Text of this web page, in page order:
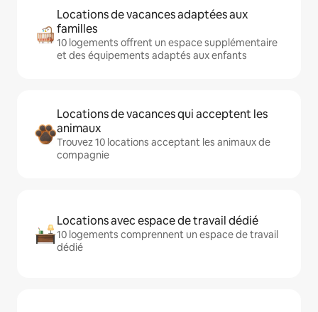
Locations de vacances adaptées aux
familles
10 logements offrent un espace supplémentaire
et des équipements adaptés aux enfants
Locations de vacances qui acceptent les
animaux
Trouvez 10 locations acceptant les animaux de
compagnie
Locations avec espace de travail dédié
10 logements comprennent un espace de travail
dédié